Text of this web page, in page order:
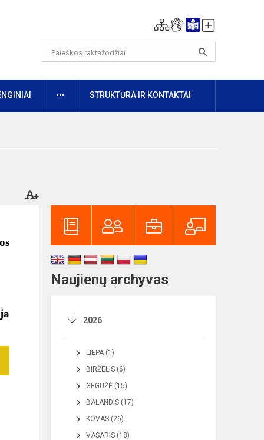
DAUGIAUSTRUKTŪRA IR KONTAKTAI
Naujienų archyvas
2026
LIEPA (1)
BIRŽELIS (6)
GEGUŽĖ (15)
BALANDIS (17)
KOVAS (26)
VASARIS (18)